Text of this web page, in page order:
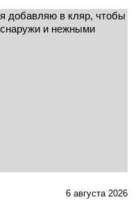
6 августа 2026